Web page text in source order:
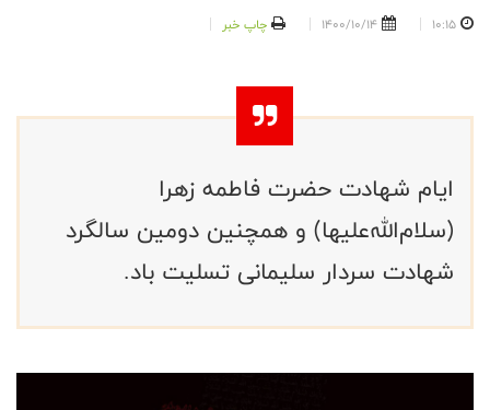
10:15
1400/10/14 چاپ خبر
ایام شهادت حضرت فاطمه زهرا
(سلام‌الله‌علیها) و همچنین دومین سالگرد
شهادت سردار سلیمانی تسلیت باد.